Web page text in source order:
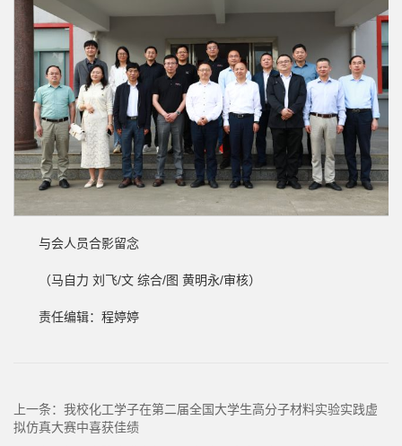
与会人员合影留念
（马自力 刘飞/文 综合/图 黄明永/审核）
责任编辑：程婷婷
上一条： 我校化工学子在第二届全国大学生高分子材料实验实践虚
拟仿真大赛中喜获佳绩